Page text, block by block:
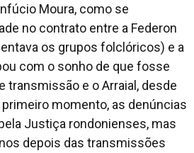
Moura, como se
no contrato entre a Federon
os grupos folclóricos) e a
com o sonho de que fosse
transmissão e o Arraial, desde
primeiro momento, as denúncias
Justiça rondonienses, mas
depois das transmissões